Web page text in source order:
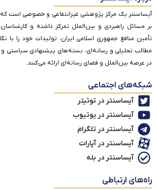
آیساسنتر یک مرکز پژوهشی غیرانتفاعی و خصوصی است که
بر مسائل راهبردی و بین‌الملل تمرکز داشته و
تأمین منافع جمهوری اسلامی ایران، تولیدات خود را با
مطالب تحلیلی و رسانه‌ای، بسته‌های پیشنهادی سیاستی و
در عرصه بین‌الملل و فضای رسانه‌ای ارائه می‌کنند.
شبکه‌های اجتماعی
آیساسنتر در توئیتر
آیساسنتر در یوتیوب
آیساسنتر در تلگرام
آیساسنتر در آپارات
آیساسنتر در بله
راه‌های ارتباطی